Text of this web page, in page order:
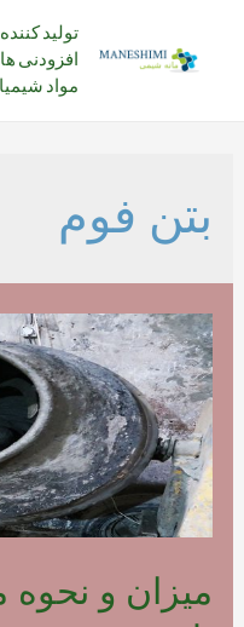
تولید
افزودنی
مواد
بتن فوم
میزان و